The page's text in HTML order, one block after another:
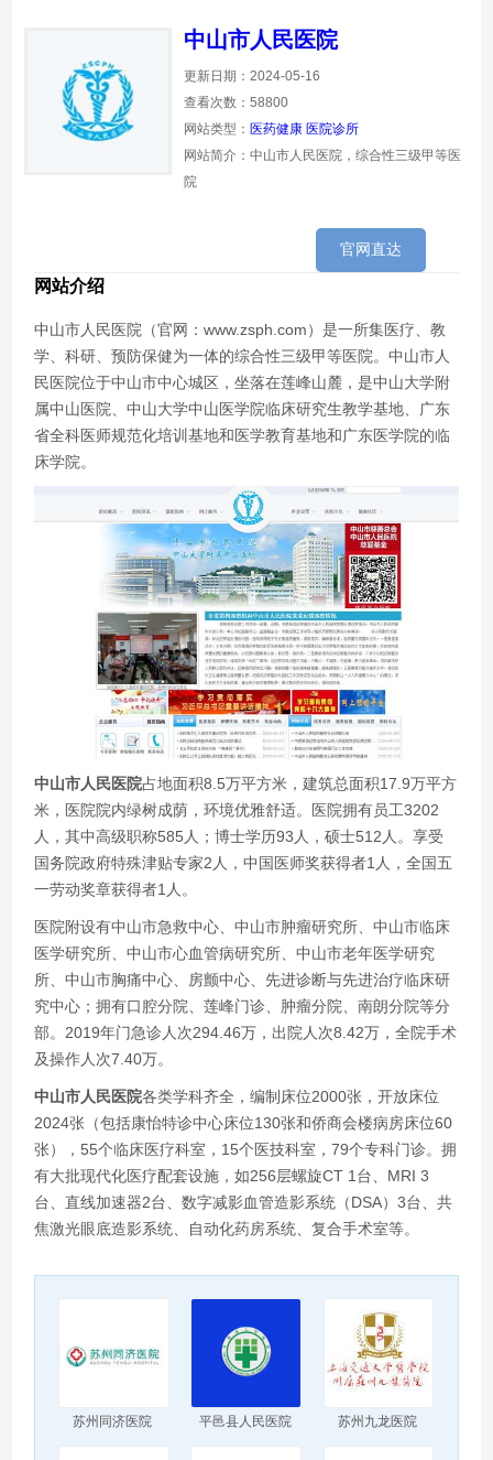
中山市人民医院
更新日期：2024-05-16
查看次数：58800
网站类型： 医药健康 医院诊所
网站简介：中山市人民医院，综合性三级甲等医
院
官网直达
网站介绍
中山市人民医院（官网：www.zsph.com）是一所集医疗、教
学、科研、预防保健为一体的综合性三级甲等医院。中山市人
民医院位于中山市中心城区，坐落在莲峰山麓，是中山大学附
属中山医院、中山大学中山医学院临床研究生教学基地、广东
省全科医师规范化培训基地和医学教育基地和广东医学院的临
床学院。
中山市人民医院占地面积8.5万平方米，建筑总面积17.9万平方
米，医院院内绿树成荫，环境优雅舒适。医院拥有员工3202
人，其中高级职称585人；博士学历93人，硕士512人。享受
国务院政府特殊津贴专家2人，中国医师奖获得者1人，全国五
一劳动奖章获得者1人。
医院附设有中山市急救中心、中山市肿瘤研究所、中山市临床
医学研究所、中山市心血管病研究所、中山市老年医学研究
所、中山市胸痛中心、房颤中心、先进诊断与先进治疗临床研
究中心；拥有口腔分院、莲峰门诊、肿瘤分院、南朗分院等分
部。2019年门急诊人次294.46万，出院人次8.42万，全院手术
及操作人次7.40万。
中山市人民医院各类学科齐全，编制床位2000张，开放床位
2024张（包括康怡特诊中心床位130张和侨商会楼病房床位60
张），55个临床医疗科室，15个医技科室，79个专科门诊。拥
有大批现代化医疗配套设施，如256层螺旋CT 1台、MRI 3
台、直线加速器2台、数字减影血管造影系统（DSA）3台、共
焦激光眼底造影系统、自动化药房系统、复合手术室等。
苏州同济医院 平邑县人民医院 苏州九龙医院